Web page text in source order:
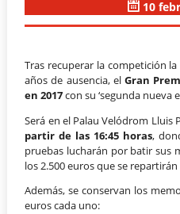
10
Tras recuperar la competición
años de ausencia, el Gran
en 2017con su ‘segunda nueva
Será en el Palau Velódrom Lluis
partir de las 16:45 horas,
pruebas lucharán por batir sus
los 2.500 euros que se
Además, se conservan los
euros cada uno: